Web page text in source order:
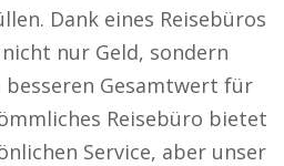
Dank eines Reisebüros
nur Geld, sondern
besseren Gesamtwert für
Reisebüro bietet
Service, aber unser